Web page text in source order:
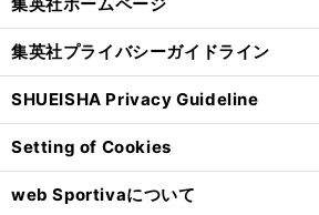
集英社プライバシーガイドライン
SHUEISHA Privacy Guideline
Setting of Cookies
web Sportivaについて